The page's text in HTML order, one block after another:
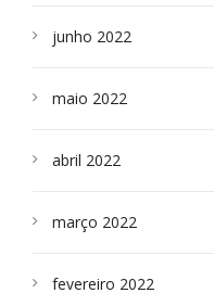
junho 2022
maio 2022
abril 2022
março 2022
fevereiro 2022